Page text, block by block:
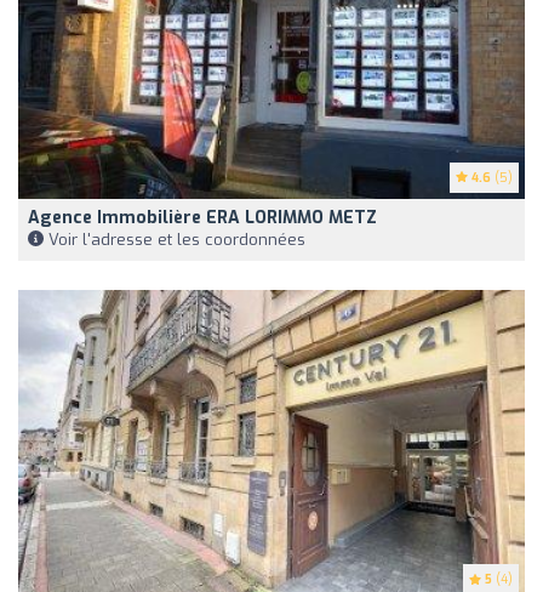
4.6 (5)
Agence Immobilière ERA LORIMMO METZ
Voir l'adresse et les coordonnées
5 (4)